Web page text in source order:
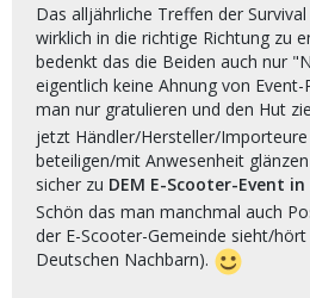
Das alljährliche Treffen der
wirklich in die richtige Richtung zu
bedenkt das die Beiden auch nur
eigentlich keine Ahnung von
man nur gratulieren und den Hut
jetzt Händler/Hersteller/
beteiligen/mit Anwesenheit
sicher zu DEM E-Scooter-Event in
Schön das man manchmal auch
der E-Scooter-Gemeinde sieht/
Deutschen Nachbarn).